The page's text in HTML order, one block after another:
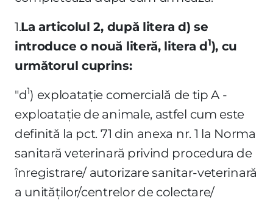
1.La articolul 2, după litera d) se
introduce o nouă literă, litera d1), cu
următorul cuprins:
"d1) exploataţie comercială de tip A -
exploataţie de animale, astfel cum este
definită la pct. 71 din anexa nr. 1 la Norma
sanitară veterinară privind procedura de
înregistrare/ autorizare sanitar-veterinară
a unităţilor/centrelor de colectare/